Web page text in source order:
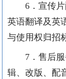
6．宣传片
英语翻译及英
与使用权归招
7．售后服
辑、改版、配